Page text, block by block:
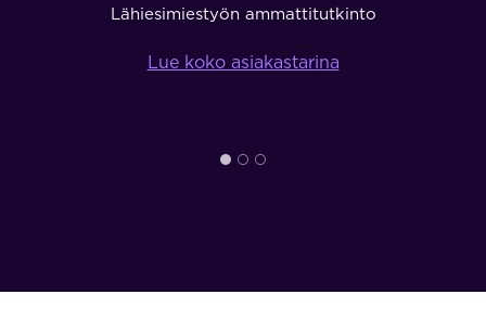
Lue koko asiakastarina
Lähiesimiestyön ammattitutkinto